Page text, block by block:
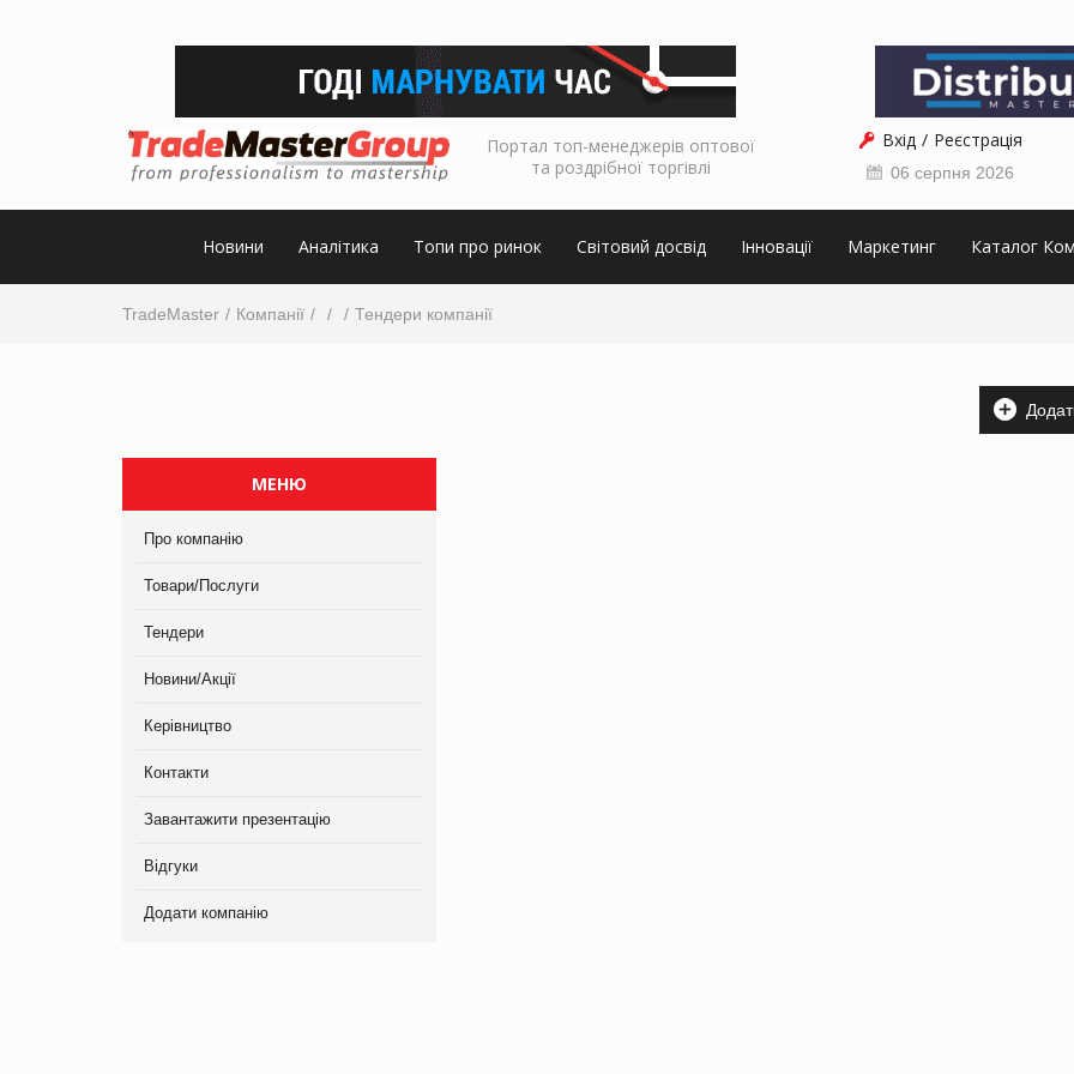
Портал топ-менеджерів оптової
та роздрібної торгівлі
Вхід Реєстрація
06 серпня 2026
Новини Аналітика Топи про ринок Світовий досвід Інновації Маркетинг Каталог
TradeMaster Компанії Тендери компанії
МЕНЮ
Про компанію
Товари/Послуги
Тендери
Новини/Акції
Керівництво
Контакти
Завантажити презентацію
Відгуки
Додати компанію